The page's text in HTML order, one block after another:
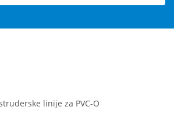
linije za PVC-O